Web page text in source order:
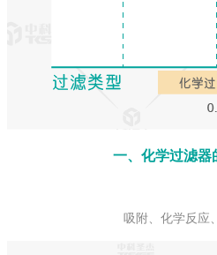
一、化学过滤器
吸附、化学反应